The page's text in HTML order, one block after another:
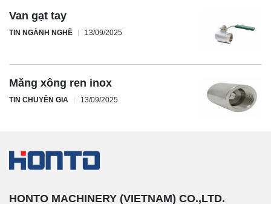
Van gạt tay
TIN NGÀNH NGHỀ 13/09/2025
Măng xông ren inox
TIN CHUYÊN GIA 13/09/2025
HONTO MACHINERY (VIETNAM) CO.,LTD.